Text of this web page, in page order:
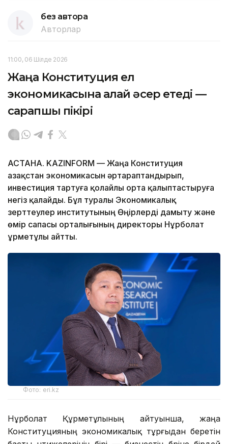
без автора
Авторлар
11:00, 06 Шілде 2026
Жаңа Конституция ел
экономикасына қалай әсер етеді —
сарапшы пікірі
АСТАНА. KAZINFORM — Жаңа Конституция
Қазақстан экономикасын әртараптандырып,
инвестиция тартуға қолайлы орта қалыптастыруға
негіз қалайды. Бұл туралы Экономикалық
зерттеулер институтының Өңірлерді дамыту және
өмір сапасы орталығының директоры Нұрболат
Құрметұлы айтты.
Фото: eri.kz
Нұрболат Құрметұлының айтуынша, жаңа
Конституцияның экономикалық тұрғыдан беретін